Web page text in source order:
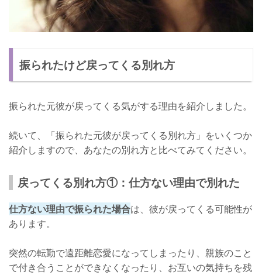
振られたけど戻ってくる別れ方
振られた元彼が戻ってくる気がする理由を紹介しました。
続いて、「振られた元彼が戻ってくる別れ方」をいくつか
紹介しますので、あなたの別れ方と比べてみてください。
戻ってくる別れ方①：仕方ない理由で別れた
仕方ない理由で振られた場合は、彼が戻ってくる可能性が
あります。
突然の転勤で遠距離恋愛になってしまったり、親族のこと
で付き合うことができなくなったり、お互いの気持ちを残